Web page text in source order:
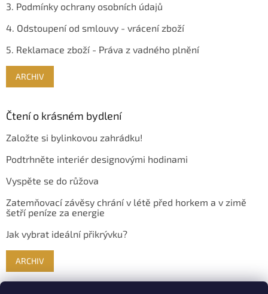
3. Podmínky ochrany osobních údajů
4. Odstoupení od smlouvy - vrácení zboží
5. Reklamace zboží - Práva z vadného plnění
ARCHIV
Čtení o krásném bydlení
Založte si bylinkovou zahrádku!
Podtrhněte interiér designovými hodinami
Vyspěte se do růžova
Zatemňovací závěsy chrání v létě před horkem a v zimě
šetří peníze za energie
Jak vybrat ideální přikrývku?
ARCHIV